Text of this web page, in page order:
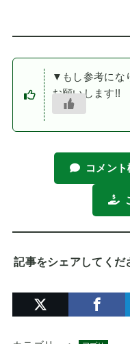
▼もし参考にな
お願いします!!
コメント
記事をシェアしてくだ